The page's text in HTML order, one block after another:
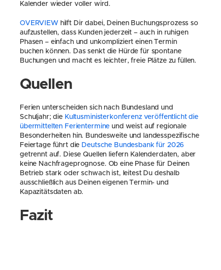
Kalender wieder voller wird.
OVERVIEW hilft Dir dabei, Deinen Buchungsprozess so
aufzustellen, dass Kunden jederzeit – auch in ruhigen
Phasen – einfach und unkompliziert einen Termin
buchen können. Das senkt die Hürde für spontane
Buchungen und macht es leichter, freie Plätze zu füllen.
Quellen
Ferien unterscheiden sich nach Bundesland und
Schuljahr; die Kultusministerkonferenz veröffentlicht die
übermittelten Ferientermine und weist auf regionale
Besonderheiten hin. Bundesweite und landesspezifische
Feiertage führt die Deutsche Bundesbank für 2026
getrennt auf. Diese Quellen liefern Kalenderdaten, aber
keine Nachfrageprognose. Ob eine Phase für Deinen
Betrieb stark oder schwach ist, leitest Du deshalb
ausschließlich aus Deinen eigenen Termin- und
Kapazitätsdaten ab.
Fazit